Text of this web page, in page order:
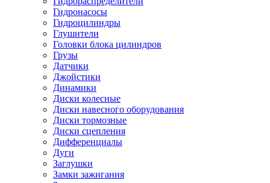
Гидронасосы
Гидроцилиндры
Глушители
Головки блока цилиндров
Грузы
Датчики
Джойстики
Динамики
Диски колесные
Диски навесного оборудования
Диски тормозные
Диски сцепления
Дифференциалы
Дуги
Заглушки
Замки зажигания